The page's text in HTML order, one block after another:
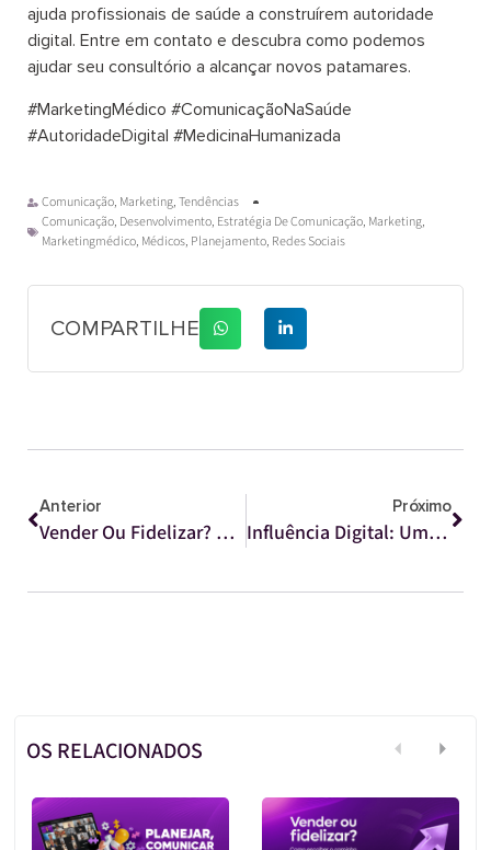
ajuda profissionais de saúde a construírem autoridade
digital. Entre em contato e descubra como podemos
ajudar seu consultório a alcançar novos patamares.
#MarketingMédico #ComunicaçãoNaSaúde
#AutoridadeDigital #MedicinaHumanizada
Comunicação, Marketing, Tendências
Comunicação, Desenvolvimento, Estratégia De Comunicação, Marketing,
Marketingmédico, Médicos, Planejamento, Redes Sociais
COMPARTILHE
Anterior
Vender Ou Fidelizar? Como Escolher O Caminho Certo Para O Crescimento Do Seu Negócio
Próximo
Influência Digital: Uma Aliada Poderosa Para Atrair Consumidores E Impulsionar Vendas
OS RELACIONADOS